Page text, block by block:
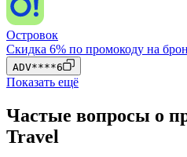
Островок
Скидка 6% по промокоду на
ADV****6
Показать ещё
Частые вопросы о
Travel